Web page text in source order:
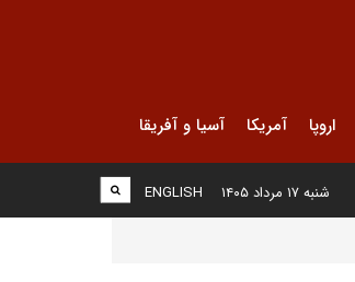
اروپا آمریکا آسیا و آفریقا
ENGLISH شنبه ۱۷ مرداد ۱۴۰۵